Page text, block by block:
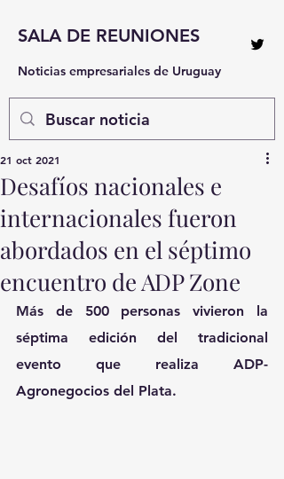
SALA DE REUNIONES
Noticias empresariales de Uruguay
Desafíos nacionales e
internacionales fueron
abordados en el séptimo
encuentro de ADP Zone
21 oct 2021
Más de 500 personas vivieron la
séptima edición del tradicional
evento que realiza ADP-
Agronegocios del Plata.